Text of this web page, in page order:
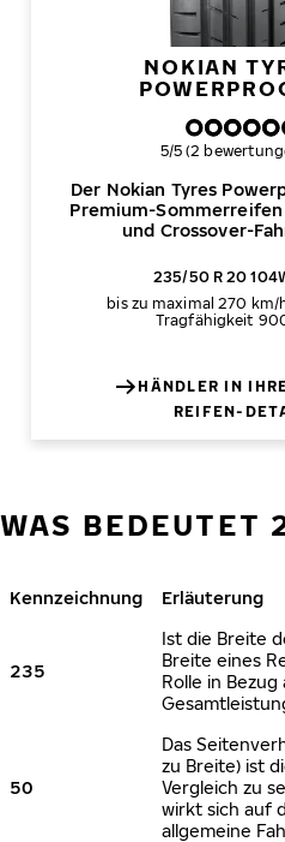
NOKIAN
Der Nokian Tyres
Premium-Sommerreifen
und Crossover-
5/5 (2
235/50 R 20
bis zu maximal 270 km/
Tragfähigkeit
HÄNDLER IN
REIFEN-
WAS
Kennzeichnung Erläuterung
235
Ist die Breite
Breite eines
Rolle in
50
Das
zu Breite) ist
Vergleich zu
wirkt sich auf
allgemeine